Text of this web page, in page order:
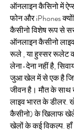
ऑनलाइन कैसिनो में
फोन और iPhones
कैसीनो विशेष रूप से
ऑनलाइन कैसीनो
रूले , या हुस्सर रूलेट
लेना-देना नहीं है,
जुआ खेल में से एक है
जीवन है। मौत के
लाइव भारत के डीलर.
कैसीनो) के खिलाफ
खेलों के कई विकल्प. हॉं